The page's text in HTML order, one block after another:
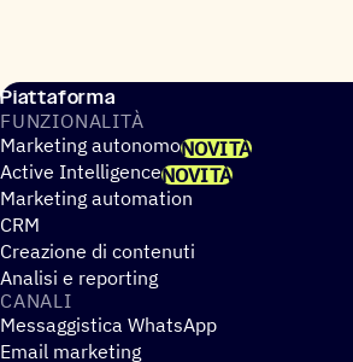
Piattaforma
FUNZIO­NA­LITÀ
Marketing autonomoNOVITÀ
Active IntelligenceNOVITÀ
Marketing automation
CRM
Creazione di contenuti
Analisi e reporting
CANALI
Messaggistica WhatsApp
Email marketing